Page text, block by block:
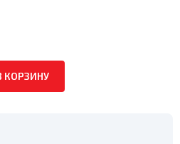
КОРЗИНУ